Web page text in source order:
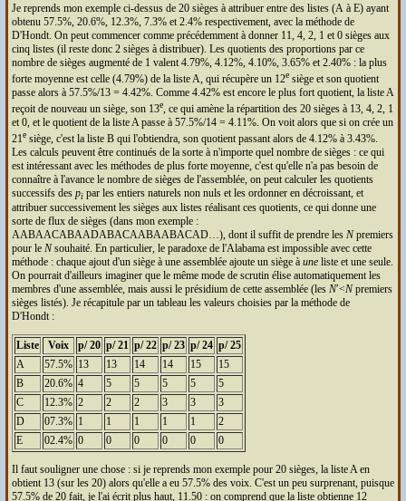
Je reprends mon exemple ci-dessus de 20 sièges à attribuer entre des listes (A à E) ayant
obtenu 57.5%, 20.6%, 12.3%, 7.3% et 2.4% respectivement, avec la méthode de
D'Hondt. On peut commencer comme précédemment à donner 11, 4, 2, 1 et 0 sièges aux
cinq listes (il reste donc 2 sièges à distribuer). Les quotients des proportions par ce
nombre de sièges augmenté de 1 valent 4.79%, 4.12%, 4.10%, 3.65% et 2.40% : la plus
forte moyenne est celle (4.79%) de la liste A, qui récupère un 12esiège et son quotient
passe alors à 57.5%/13 = 4.42%. Comme 4.42% est encore le plus fort quotient, la liste A
reçoit de nouveau un siège, son 13e, ce qui amène la répartition des 20 sièges à 13, 4, 2, 1
et 0, et le quotient de la liste A passe à 57.5%/14 = 4.11%. On voit alors que si on crée un
21esiège, c'est la liste B qui l'obtiendra, son quotient passant alors de 4.12% à 3.43%.
Les calculs peuvent être continués de la sorte à n'importe quel nombre de sièges : ce qui
est intéressant avec les méthodes de plus forte moyenne, c'est qu'elle n'a pas besoin de
connaître à l'avance le nombre de sièges de l'assemblée, on peut calculer les quotients
successifs des pipar les entiers naturels non nuls et les ordonner en décroissant, et
attribuer successivement les sièges aux listes réalisant ces quotients, ce qui donne une
sorte de flux de sièges (dans mon exemple :
AABAACABAADABACAABAABACAD…), dont il suffit de prendre les Npremiers
pour le Nsouhaité. En particulier, le paradoxe de l'Alabama est impossible avec cette
méthode : chaque ajout d'un siège à une assemblée ajoute un siège à uneliste et une seule.
On pourrait d'ailleurs imaginer que le même mode de scrutin élise automatiquement les
membres d'une assemblée, mais aussi le présidium de cette assemblée (les N′<Npremiers
sièges listés). Je récapitule par un tableau les valeurs choisies par la méthode de
D'Hondt :
Liste Voix p/ 20 p/ 21 p/ 22 p/ 23 p/ 24 p/ 25
A
57.5% 13 13 14 14 15
15
B
20.6% 4 5 5 5 5
5
C
12.3% 2 2 2 3 3
3
D
07.3% 1 1 1 1 1
2
E
02.4% 0 0 0 0 0 0
Il faut souligner une chose : si je reprends mon exemple pour 20 sièges, la liste A en
obtient 13 (sur les 20) alors qu'elle a eu 57.5% des voix. C'est un peu surprenant, puisque
57.5% de 20 fait, je l'ai écrit plus haut, 11.50 : on comprend que la liste obtienne 12